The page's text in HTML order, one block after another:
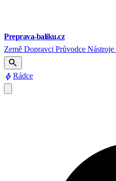
Preprava-baliku.cz
Země Dopravci Průvodce Nástroje
search
boltRádce